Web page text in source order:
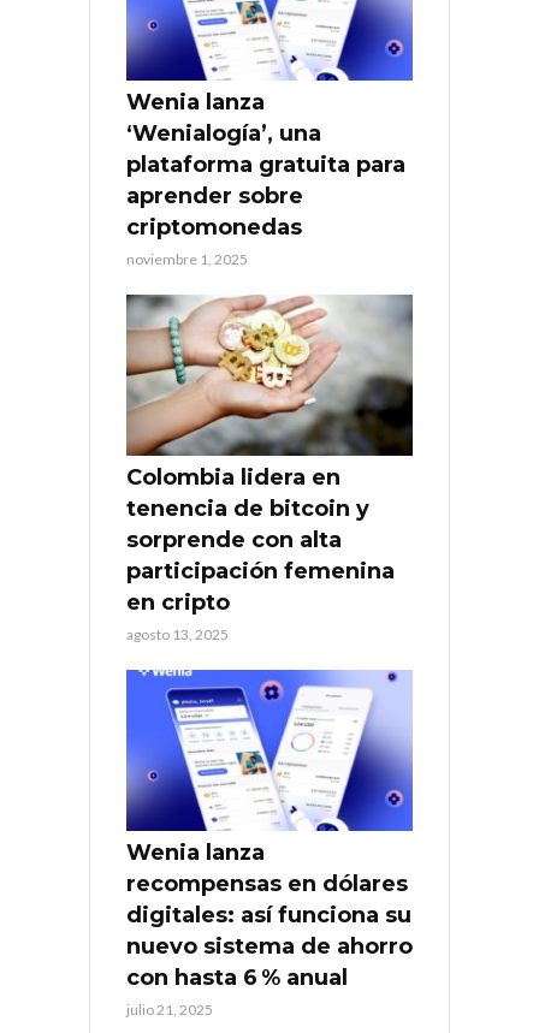
Wenia lanza
‘Wenialogía’, una
plataforma gratuita para
aprender sobre
criptomonedas
noviembre 1, 2025
Colombia lidera en
tenencia de bitcoin y
sorprende con alta
participación femenina
en cripto
agosto 13, 2025
Wenia lanza
recompensas en dólares
digitales: así funciona su
nuevo sistema de ahorro
con hasta 6 % anual
julio 21, 2025